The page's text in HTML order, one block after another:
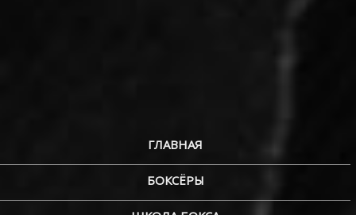
ГЛАВНАЯ
БОКСЁРЫ